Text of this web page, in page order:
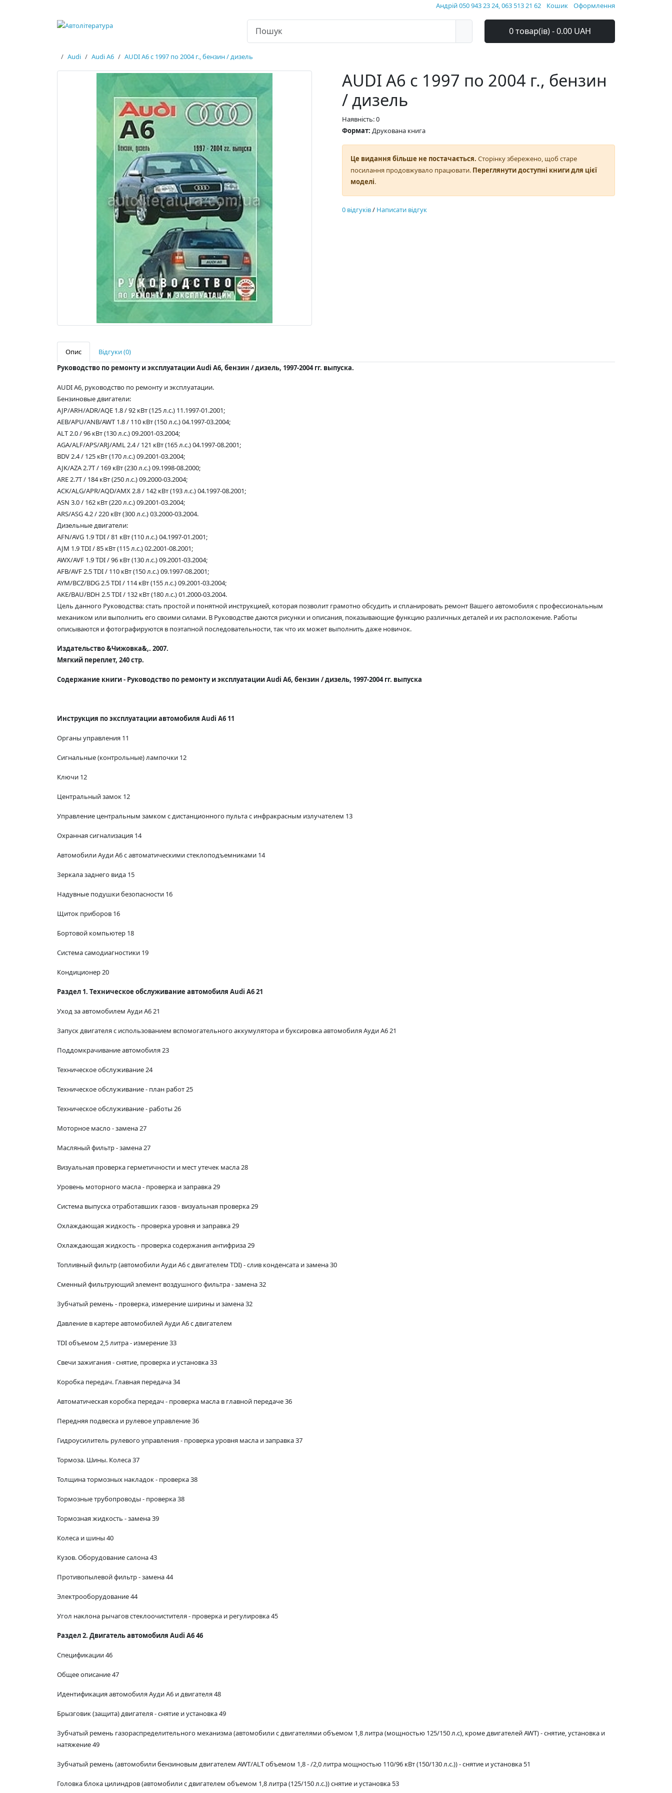
Андрій 050 943 23 24, 063 513 21 62 Кошик Оформлення
0 товар(ів) - 0.00 UAH
Audi Audi A6 AUDI A6 с 1997 по 2004 г., бензин / дизель
AUDI A6 с 1997 по 2004 г., бензин
/ дизель
Наявність: 0
Формат: Друкована книга
Це видання більше не постачається. Сторінку збережено, щоб старе
посилання продовжувало працювати. Переглянути доступні книги для цієї
моделі.
0 відгуків/ Написати відгук
Опис
Відгуки (0)
Руководство по ремонту и эксплуатации Audi A6, бензин / дизель, 1997-2004 гг. выпуска.
AUDI A6, руководство по ремонту и эксплуатации.
Бензиновые двигатели:
AJP/ARH/ADR/AQE 1.8 / 92 кВт (125 л.с.) 11.1997-01.2001;
AEB/APU/ANB/AWT 1.8 / 110 кВт (150 л.с.) 04.1997-03.2004;
ALT 2.0 / 96 кВт (130 л.с.) 09.2001-03.2004;
AGA/ALF/APS/ARJ/AML 2.4 / 121 кВт (165 л.с.) 04.1997-08.2001;
BDV 2.4 / 125 кВт (170 л.с.) 09.2001-03.2004;
AJK/AZA 2.7T / 169 кВт (230 л.с.) 09.1998-08.2000;
ARE 2.7T / 184 кВт (250 л.с.) 09.2000-03.2004;
ACK/ALG/APR/AQD/AMX 2.8 / 142 кВт (193 л.с.) 04.1997-08.2001;
ASN 3.0 / 162 кВт (220 л.с.) 09.2001-03.2004;
ARS/ASG 4.2 / 220 кВт (300 л.с.) 03.2000-03.2004.
Дизельные двигатели:
AFN/AVG 1.9 TDI / 81 кВт (110 л.с.) 04.1997-01.2001;
AJM 1.9 TDI / 85 кВт (115 л.с.) 02.2001-08.2001;
AWX/AVF 1.9 TDI / 96 кВт (130 л.с.) 09.2001-03.2004;
AFB/AVF 2.5 TDI / 110 кВт (150 л.с.) 09.1997-08.2001;
AYM/BCZ/BDG 2.5 TDI / 114 кВт (155 л.с.) 09.2001-03.2004;
AKE/BAU/BDH 2.5 TDI / 132 кВт (180 л.с.) 01.2000-03.2004.
Цель данного Руководства: стать простой и понятной инструкцией, которая позволит грамотно обсудить и спланировать ремонт Вашего автомобиля с профессиональным
механиком или выполнить его своими силами. В Руководстве даются рисунки и описания, показывающие функцию различных деталей и их расположение. Работы
описываются и фотографируются в поэтапной последовательности, так что их может выполнить даже новичок.
Издательство &Чижовка&,. 2007.
Мягкий переплет, 240 стр.
Содержание книги - Руководство по ремонту и эксплуатации Audi A6, бензин / дизель, 1997-2004 гг. выпуска
Инструкция по эксплуатации автомобиля Audi A6 11
Органы управления 11
Сигнальные (контрольные) лампочки 12
Ключи 12
Центральный замок 12
Управление центральным замком с дистанционного пульта с инфракрасным излучателем 13
Охранная сигнализация 14
Автомобили Ауди А6 с автоматическими стеклоподъемниками 14
Зеркала заднего вида 15
Надувные подушки безопасности 16
Щиток приборов 16
Бортовой компьютер 18
Система самодиагностики 19
Кондиционер 20
Раздел 1. Техническое обслуживание автомобиля Audi A6 21
Уход за автомобилем Ауди А6 21
Запуск двигателя с использованием вспомогательного аккумулятора и буксировка автомобиля Ауди А6 21
Поддомкрачивание автомобиля 23
Техническое обслуживание 24
Техническое обслуживание - план работ 25
Техническое обслуживание - работы 26
Моторное масло - замена 27
Масляный фильтр - замена 27
Визуальная проверка герметичности и мест утечек масла 28
Уровень моторного масла - проверка и заправка 29
Система выпуска отработавших газов - визуальная проверка 29
Охлаждающая жидкость - проверка уровня и заправка 29
Охлаждающая жидкость - проверка содержания антифриза 29
Топливный фильтр (автомобили Ауди А6 с двигателем TDI) - слив конденсата и замена 30
Сменный фильтрующий элемент воздушного фильтра - замена 32
Зубчатый ремень - проверка, измерение ширины и замена 32
Давление в картере автомобилей Ауди А6 с двигателем
TDI объемом 2,5 литра - измерение 33
Свечи зажигания - снятие, проверка и установка 33
Коробка передач. Главная передача 34
Автоматическая коробка передач - проверка масла в главной передаче 36
Передняя подвеска и рулевое управление 36
Гидроусилитель рулевого управления - проверка уровня масла и заправка 37
Тормоза. Шины. Колеса 37
Толщина тормозных накладок - проверка 38
Тормозные трубопроводы - проверка 38
Тормозная жидкость - замена 39
Колеса и шины 40
Кузов. Оборудование салона 43
Противопылевой фильтр - замена 44
Электрооборудование 44
Угол наклона рычагов стеклоочистителя - проверка и регулировка 45
Раздел 2. Двигатель автомобиля Audi A6 46
Спецификации 46
Общее описание 47
Идентификация автомобиля Ауди А6 и двигателя 48
Брызговик (защита) двигателя - снятие и установка 49
Зубчатый ремень газораспределительного механизма (автомобили с двигателями объемом 1,8 литра (мощностью 125/150 л.с), кроме двигателей AWT) - снятие, установка и
натяжение 49
Зубчатый ремень (автомобили бензиновым двигателем AWT/ALT объемом 1,8 - /2,0 литра мощностью 110/96 кВт (150/130 л.с.)) - снятие и установка 51
Головка блока цилиндров (автомобили с двигателем объемом 1,8 литра (125/150 л.с.)) снятие и установка 53